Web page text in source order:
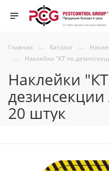
Главная — Каталог —
— Наклейки "КТ по
Наклейки
20 штук